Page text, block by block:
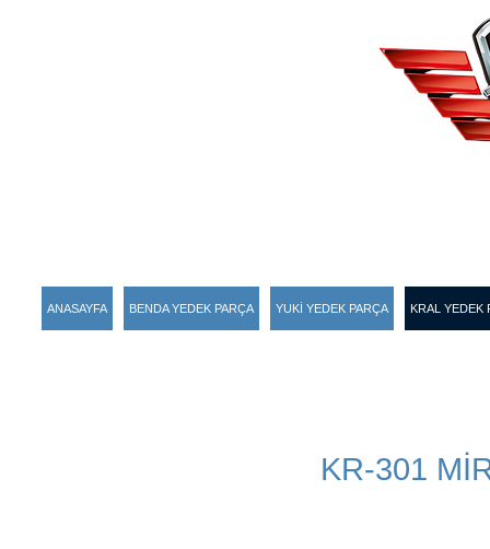
ANASAYFA BENDA YEDEK PARÇA YUKİ YEDEK PARÇA KRAL YEDEK
KR-301